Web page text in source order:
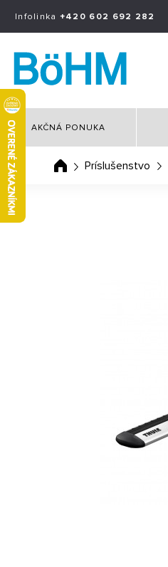
Infolinka +420 602 692 282
AKČNÁ PONUKA
Príslušenstvo